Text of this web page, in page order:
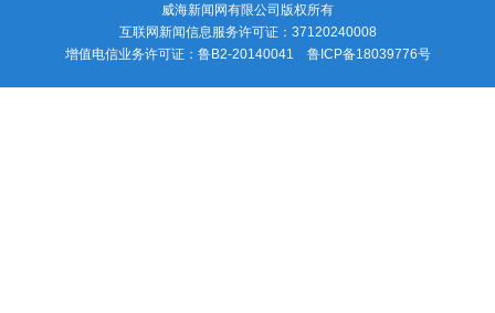
威海新闻网有限公司版权所有
互联网新闻信息服务许可证：37120240008
增值电信业务许可证：鲁B2-20140041 鲁ICP备18039776号